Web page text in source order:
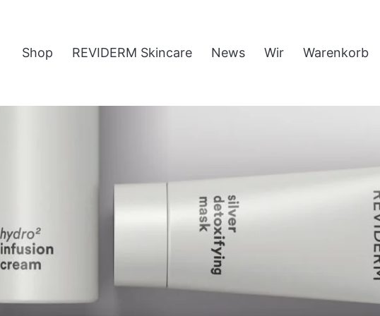
Shop REVIDERM Skincare News Wir Warenkorb